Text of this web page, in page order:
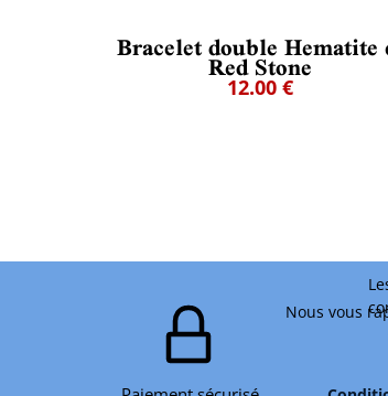
Nous vous
Bracelet double Hematite
Red Stone
12.00 €